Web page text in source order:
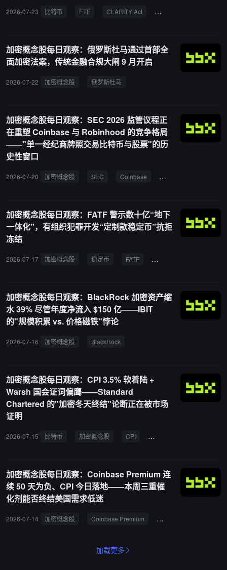
2026-07-23 比特币 ETF CLARITY Act 资金流入
加密概念股每日观察：俄罗斯杜马通过首部全
面加密法案，传统金融合规大闸 9 月开启
2026-07-22 加密概念股 俄罗斯杜马
加密概念股每日观察：SEC 2026 监管议程正
在重塑 Coinbase 与 Robinhood 的竞争格局
——"单一经纪商牌照交易比特币与股票"的历
史性窗口
2026-07-20 加密概念股 SEC Coinbase Robinhood
加密概念股每日观察：FATF 警示数十亿“地下
一体化”，有组织犯罪开发“定制款稳定币”抗拒
冻结
2026-07-17 加密概念股 稳定币 FATF 旅行规则
加密概念股每日观察：BlackRock 加密资产缩
水 39% 尽管年度净流入 $150 亿——IBIT
的"规模积累 vs. 价格磁铁"悖论
2026-07-16 加密概念股 BlackRock
加密概念股每日观察：CPI 3.5% 软着陆 +
Warsh 国会证词偏鹰——Standard
Chartered 的"加密冬天终结"论断正在被市场
证明
2026-07-15 比特币 加密概念股 CPI Standard Chartered
加密概念股每日观察：Coinbase Premium 连
续 50 天为负、CPI 今日落地——本周三重催
化剂能否终结美国需求低迷
2026-07-14 加密概念股 Coinbase Premium CPI
加载更多